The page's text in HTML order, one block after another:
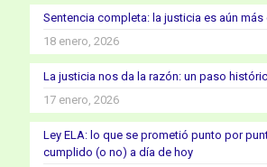
Sentencia completa: la justicia es aún más
18 enero, 2026
La justicia nos da la razón: un paso
17 enero, 2026
Ley ELA: lo que se prometió punto por
cumplido (o no) a día de hoy